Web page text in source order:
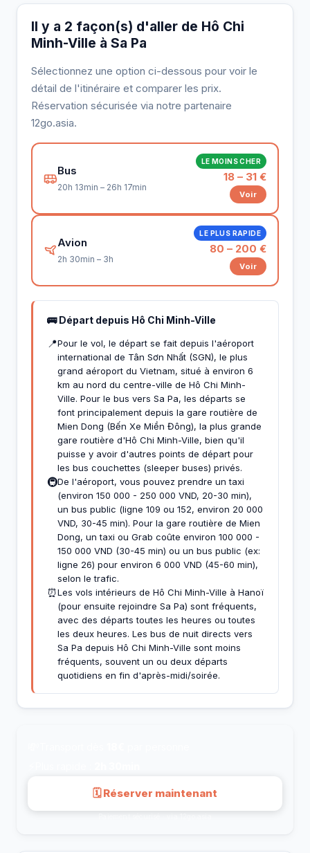
Il y a 2 façon(s) d'aller de Hô Chi
Minh-Ville à Sa Pa
Sélectionnez une option ci-dessous pour voir le
détail de l'itinéraire et comparer les prix.
Réservation sécurisée via notre partenaire
12go.asia.
Bus
20h 13min – 26h 17min
LE MOINS CHER
18 – 31 €
Voir
Avion
2h 30min – 3h
LE PLUS RAPIDE
80 – 200 €
Voir
🚌 Départ depuis Hô Chi Minh-Ville
📍Pour le vol, le départ se fait depuis l'aéroport
international de Tân Sơn Nhất (SGN), le plus
grand aéroport du Vietnam, situé à environ 6
km au nord du centre-ville de Hô Chi Minh-
Ville. Pour le bus vers Sa Pa, les départs se
font principalement depuis la gare routière de
Mien Dong (Bến Xe Miền Đông), la plus grande
gare routière d'Hô Chi Minh-Ville, bien qu'il
puisse y avoir d'autres points de départ pour
les bus couchettes (sleeper buses) privés.
🚇De l'aéroport, vous pouvez prendre un taxi
(environ 150 000 - 250 000 VND, 20-30 min),
un bus public (ligne 109 ou 152, environ 20 000
VND, 30-45 min). Pour la gare routière de Mien
Dong, un taxi ou Grab coûte environ 100 000 -
150 000 VND (30-45 min) ou un bus public (ex:
ligne 26) pour environ 6 000 VND (45-60 min),
selon le trafic.
⏰Les vols intérieurs de Hô Chi Minh-Ville à Hanoï
(pour ensuite rejoindre Sa Pa) sont fréquents,
avec des départs toutes les heures ou toutes
les deux heures. Les bus de nuit directs vers
Sa Pa depuis Hô Chi Minh-Ville sont moins
fréquents, souvent un ou deux départs
quotidiens en fin d'après-midi/soirée.
🗓 Réserver maintenant